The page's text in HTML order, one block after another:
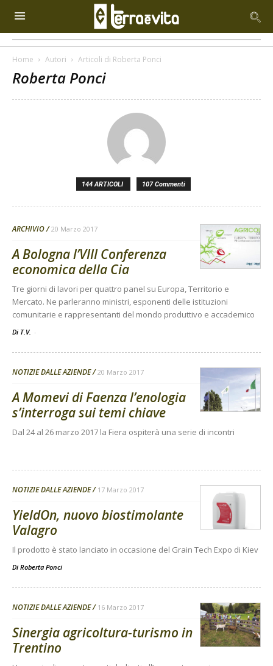
Home Autori Articoli di Roberta Ponci
Roberta Ponci
144 ARTICOLI 107 Commenti
ARCHIVIO 20 Marzo 2017
A Bologna l’VIII Conferenza
economica della Cia
Tre giorni di lavori per quattro panel su Europa, Territorio e
Mercato. Ne parleranno ministri, esponenti delle istituzioni
comunitarie e rappresentanti del mondo produttivo e accademico
Di T.V. -
NOTIZIE DALLE AZIENDE 20 Marzo 2017
A Momevi di Faenza l’enologia
s’interroga sui temi chiave
Dal 24 al 26 marzo 2017 la Fiera ospiterà una serie di incontri
NOTIZIE DALLE AZIENDE 17 Marzo 2017
YieldOn, nuovo biostimolante
Valagro
Il prodotto è stato lanciato in occasione del Grain Tech Expo di Kiev
Di Roberta Ponci
NOTIZIE DALLE AZIENDE 16 Marzo 2017
Sinergia agricoltura-turismo in
Trentino